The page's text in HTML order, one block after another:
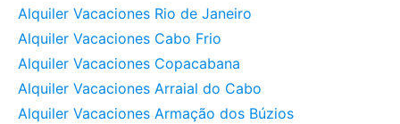
Alquiler Vacaciones Rio de Janeiro
Alquiler Vacaciones Cabo Frio
Alquiler Vacaciones Copacabana
Alquiler Vacaciones Arraial do Cabo
Alquiler Vacaciones Armação dos Búzios